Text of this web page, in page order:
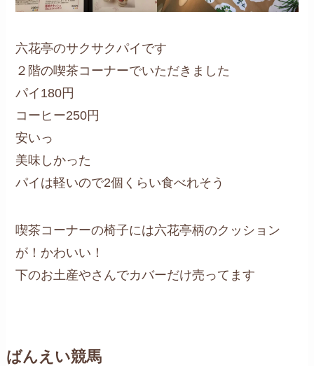
六花亭のサクサクパイです
２階の喫茶コーナーでいただきました
パイ180円
コーヒー250円
安いっ
美味しかった
パイは軽いので2個くらい食べれそう
喫茶コーナーの椅子には六花亭柄のクッション
が！かわいい！
下のお土産やさんでカバーだけ売ってます
ばんえい競馬